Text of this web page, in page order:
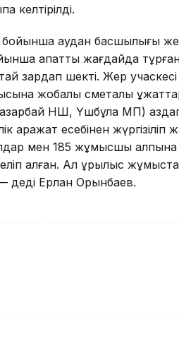
келтірілді.
аудан басшылығы
апатты жағдайда
зардап шекті. Жер учаскесі
жобалық сметалық
НШ, Үшбұлақ МП)
қаражат есебінен жүргізіліп
мен 185 жұмысшы қалпына
қалған. Ал құрылыс
деді Ерлан Орынбаев.